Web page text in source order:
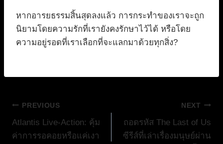
หากอารยธรรมสิ้นสุดลงแล้ว การกระทำของเราจะถูก
นิยามโดยความรักที่เรายังคงรักษาไว้ได้ หรือโดย
ความอยู่รอดที่เราเลือกที่จะแลกมาด้วยทุกสิ่ง?
แนะแนว
เรื่อง
PREVIOUS
Atlantis Live-Action: คุ้ม
ค่าการรอคอยหรือแค่เงา
NEXT
ถอดรหัส The Last of Us
ซีรีส์ที่เล่าเรื่องมนุษย์ผ่าน